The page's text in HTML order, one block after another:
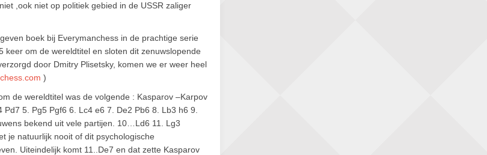
,ook niet op politiek gebied in de USSR zaliger
boek bij Everymanchess in de prachtige serie
om de wereldtitel en sloten dit zenuwslopende
door Dmitry Plisetsky, komen we er weer heel
)
de wereldtitel was de volgende : Kasparov –Karpov
5. Pg5 Pgf6 6. Lc4 e6 7. De2 Pb6 8. Lb3 h6 9.
bekend uit vele partijen. 10…Ld6 11. Lg3
je natuurlijk nooit of dit psychologische
Uiteindelijk komt 11..De7 en dat zette Kasparov